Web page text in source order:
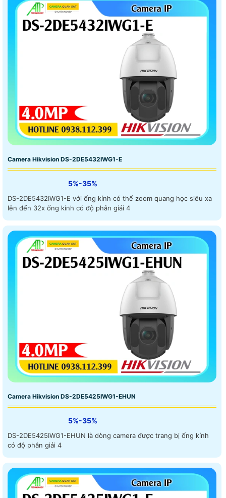
Camera Hikvision DS-2DE5432IWG1-E
5%-35%
DS-2DE5432IWG1-E với ống kính có thể zoom quang học siêu xa
lên đến 32x ống kính có độ phân giải 4
Camera Hikvision DS-2DE5425IWG1-EHUN
5%-35%
DS-2DE5425IWG1-EHUN là dòng camera được trang bị ống kính
có độ phân giải 4